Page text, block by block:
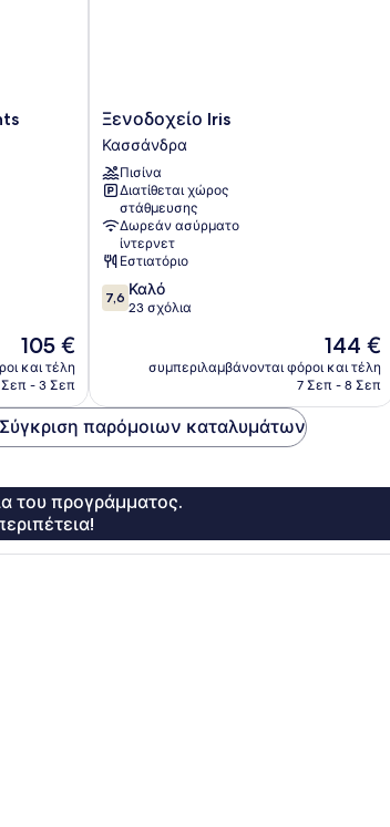
Η
τιμή
είναι
105 €
και τέλη
- 3 Σεπ
Ξενοδοχείο
Iris
Κασσάνδρα
Ξενοδοχείο Iris
Κασσάνδρα
Πισίνα
Διατίθεται χώρος
στάθμευσης
Δωρεάν ασύρματο
ίντερνετ
Εστιατόριο
7.6
στα
7,6 Καλό
23 σχόλια
Η
τιμή
είναι
144 €
συμπεριλαμβάνονται φόροι και τέλη
7 Σεπ - 8 Σεπ
Σύγκριση παρόμοιων καταλυμάτων
του προγράμματος.